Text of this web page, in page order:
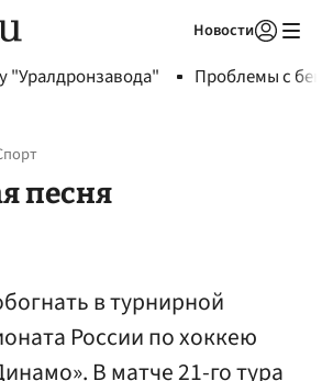
Новости
"Уралдронзавода" Проблемы с
песня
в турнирной
России по хоккею
В матче 21-го тура